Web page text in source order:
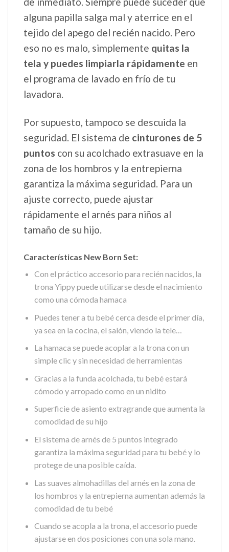
alguna papilla salga mal y aterrice en el
tejido del apego del recién nacido. Pero
eso no es malo, simplemente quitas la
tela y puedes limpiarla rápidamente en
el programa de lavado en frío de tu
lavadora.
Por supuesto, tampoco se descuida la
seguridad. El sistema de cinturones de 5
puntos con su acolchado extrasuave en la
zona de los hombros y la entrepierna
garantiza la máxima seguridad. Para un
ajuste correcto, puede ajustar
rápidamente el arnés para niños al
tamaño de su hijo.
Características New Born Set:
Con el práctico accesorio para recién nacidos, la
trona Yippy puede utilizarse desde el nacimiento
como una cómoda hamaca
Puedes tener a tu bebé cerca desde el primer día,
ya sea en la cocina, el salón, viendo la tele…
La hamaca se puede acoplar a la trona con un
simple clic y sin necesidad de herramientas
Gracias a la funda acolchada, tu bebé estará
cómodo y arropado como en un nidito
Superficie de asiento extragrande que aumenta la
comodidad de su hijo
El sistema de arnés de 5 puntos integrado
garantiza la máxima seguridad para tu bebé y lo
protege de una posible caída.
Las suaves almohadillas del arnés en la zona de
los hombros y la entrepierna aumentan además la
comodidad de tu bebé
Cuando se acopla a la trona, el accesorio puede
ajustarse en dos posiciones con una sola mano.